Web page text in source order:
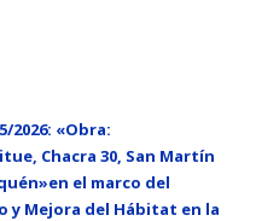
2026: «Obra:
Chacra 30, San Martín
el marco del
y Mejora del Hábitat en la